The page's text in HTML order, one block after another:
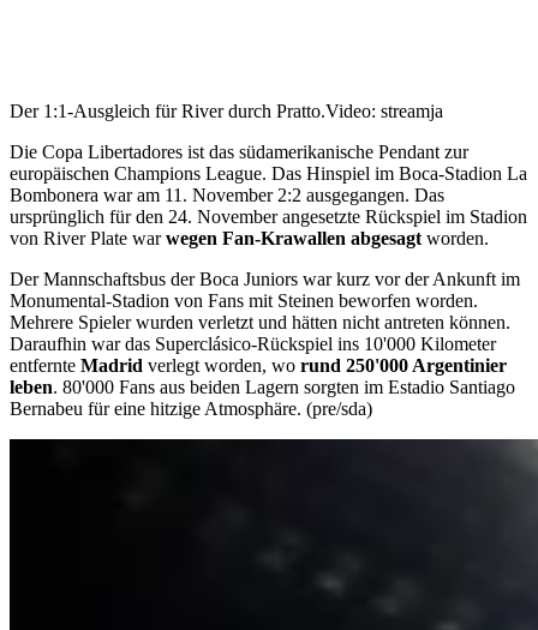
Der 1:1-Ausgleich für River durch Pratto.Video: streamja
Die Copa Libertadores ist das südamerikanische Pendant zur
europäischen Champions League. Das Hinspiel im Boca-Stadion La
Bombonera war am 11. November 2:2 ausgegangen. Das
ursprünglich für den 24. November angesetzte Rückspiel im Stadion
von River Plate warwegen Fan-Krawallen abgesagt worden.
Der Mannschaftsbus der Boca Juniors war kurz vor der Ankunft im
Monumental-Stadion von Fans mit Steinen beworfen worden.
Mehrere Spieler wurden verletzt und hätten nicht antreten können.
Daraufhin war das Superclásico-Rückspiel ins 10'000 Kilometer
entfernte Madrid verlegt worden, wo rund 250'000 Argentinier
leben. 80'000 Fans aus beiden Lagern sorgten im Estadio Santiago
Bernabeu für eine hitzige Atmosphäre. (pre/sda)